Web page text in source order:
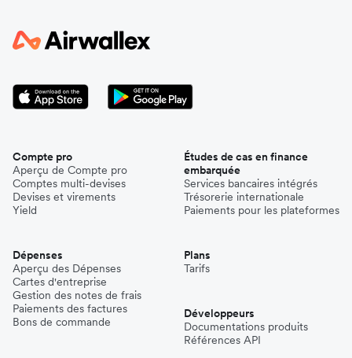
Compte pro
Aperçu de Compte pro
Comptes multi-devises
Devises et virements
Yield
Dépenses
Aperçu des Dépenses
Cartes d'entreprise
Gestion des notes de frais
Paiements des factures
Bons de commande
Études de cas en finance
embarquée
Services bancaires intégrés
Trésorerie internationale
Paiements pour les plateformes
Plans
Tarifs
Développeurs
Documentations produits
Références API